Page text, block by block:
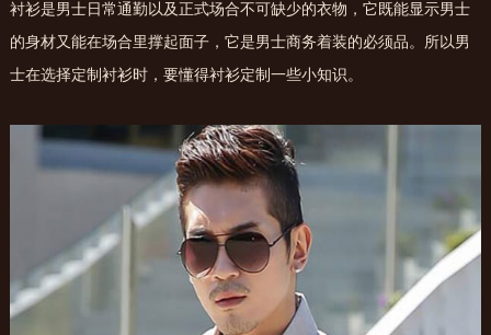
衬衫是男士日常通勤以及正式场合不可缺少的衣物，它既能显示男士
的身材又能在场合里撑起面子，它是男士商务着装的必须品。所以男
士在选择定制衬衫时，要懂得衬衫定制一些小知识。